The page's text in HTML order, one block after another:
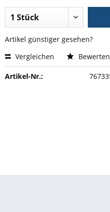
Artikel günstiger gesehen?
Vergleichen
Bewerten
Artikel-Nr.: